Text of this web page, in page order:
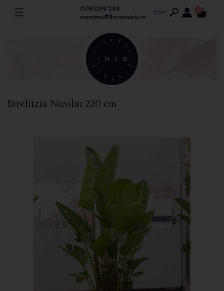
0791 099 299
comenzi@florariairis.ro
ro 0
Strelitzia Nicolai 220 cm